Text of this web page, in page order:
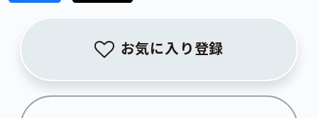
お気に入り登録